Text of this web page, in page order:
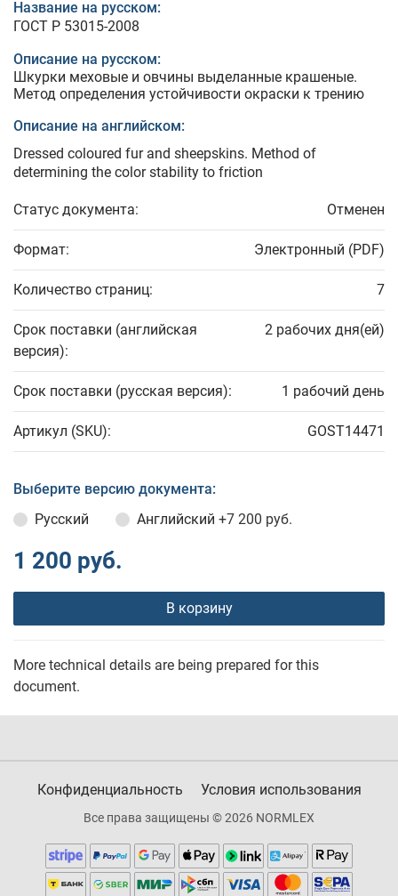
Название на русском:
ГОСТ Р 53015-2008
Описание на русском:
Шкурки меховые и овчины выделанные крашеные.
Метод определения устойчивости окраски к трению
Описание на английском:
Dressed coloured fur and sheepskins. Method of
determining the color stability to friction
Статус документа: Отменен
Формат: Электронный (PDF)
Количество страниц: 7
Срок поставки (английская
версия):
2 рабочих дня(ей)
Срок поставки (русская версия): 1 рабочий день
Артикул (SKU): GOST14471
Выберите версию документа:
Русский
Английский +7 200 руб.
1 200 руб.
В корзину
More technical details are being prepared for this
document.
Конфиденциальность Условия использования
Все права защищены © 2026 NORMLEX